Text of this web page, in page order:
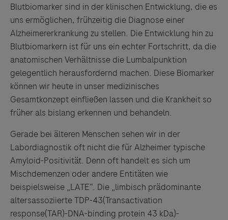
Blutbiomarker sind in der klinischen Entwicklung, die es
uns ermöglichen, frühzeitig die Diagnose einer
Alzheimererkrankung zu stellen. Die Entwicklung hin zu
Blutbiomarkern ist für uns ein echter Fortschritt, da die
anatomischen Verhältnisse die Lumbalpunktion
gelegentlich herausfordernd machen. Diese Biomarker
können wir heute in unser medizinisches
Gesamtkonzept einfließen lassen und die Krankheit so
früher als bislang erkennen und behandeln.
Gerade bei älteren Menschen sehen wir in der
Labordiagnostik oft nicht die für Alzheimer typische
Amyloid-Positivität. Denn oft handelt es sich um
Mischdemenzen oder andere Entitäten wie
beispielsweise „LATE“. Die „limbisch prädominante
altersassoziierte TDP-43(Transactivation
response(TAR)-DNA-binding protein 43 kDa)-